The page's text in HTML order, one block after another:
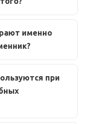
именно
при